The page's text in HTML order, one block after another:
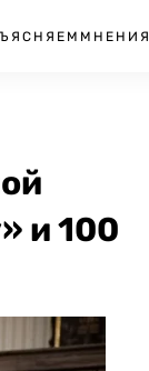
МНЕНИЯ
и 100